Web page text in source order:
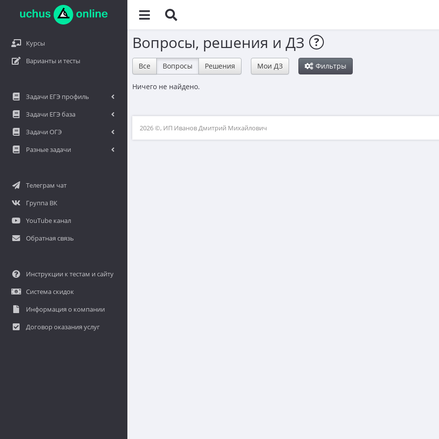
Курсы
Варианты и тесты
Задачи ЕГЭ профиль
Задачи ЕГЭ база
Задачи ОГЭ
Разные задачи
Телеграм чат
Группа ВК
YouTube канал
Обратная связь
Инструкции к тестам и сайту
Система скидок
Информация о компании
Договор оказания услуг
Вопросы, решения и ДЗ ?
Все Вопросы Решения Мои ДЗ Фильтры
Ничего не найдено.
2026 ©, ИП Иванов Дмитрий Михайлович